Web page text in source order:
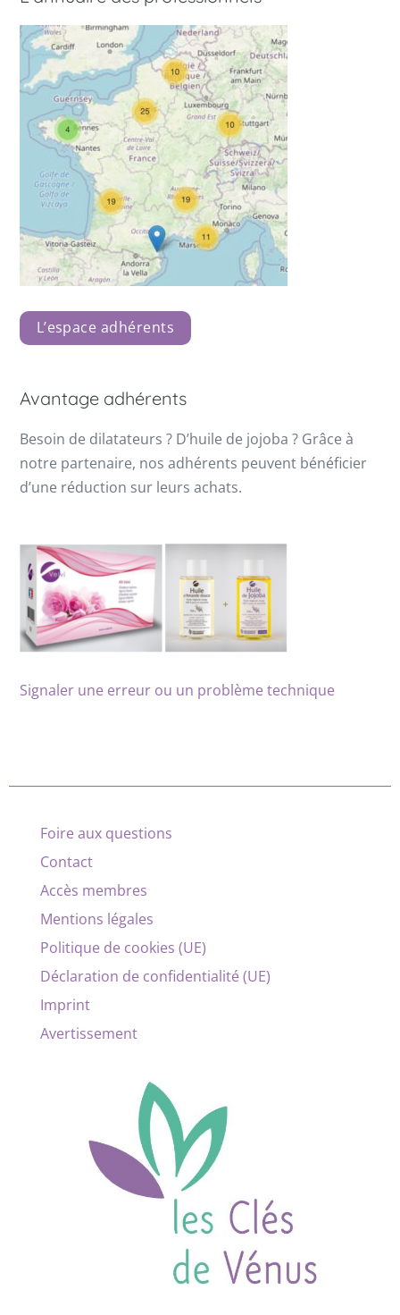
L’espace adhérents
Avantage adhérents
Besoin de dilatateurs ? D’huile de jojoba ? Grâce à
notre partenaire, nos adhérents peuvent bénéficier
d’une réduction sur leurs achats.
Signaler une erreur ou un problème technique
Foire aux questions
Contact
Accès membres
Mentions légales
Politique de cookies (UE)
Déclaration de confidentialité (UE)
Imprint
Avertissement